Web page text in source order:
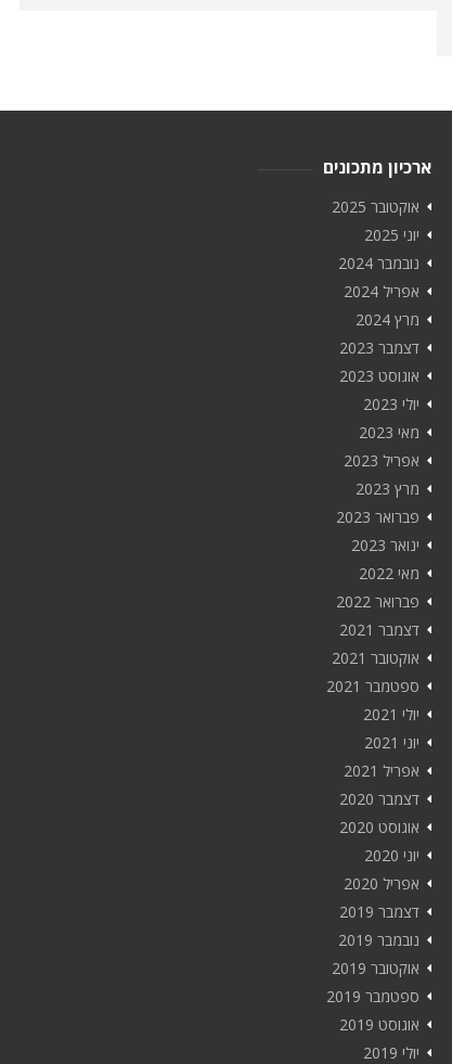
ארכיון מתכונים
אוקטובר 2025
יוני 2025
נובמבר 2024
אפריל 2024
מרץ 2024
דצמבר 2023
אוגוסט 2023
יולי 2023
מאי 2023
אפריל 2023
מרץ 2023
פברואר 2023
ינואר 2023
מאי 2022
פברואר 2022
דצמבר 2021
אוקטובר 2021
ספטמבר 2021
יולי 2021
יוני 2021
אפריל 2021
דצמבר 2020
אוגוסט 2020
יוני 2020
אפריל 2020
דצמבר 2019
נובמבר 2019
אוקטובר 2019
ספטמבר 2019
אוגוסט 2019
יולי 2019